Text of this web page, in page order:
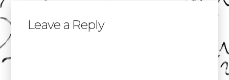
Leave a Reply